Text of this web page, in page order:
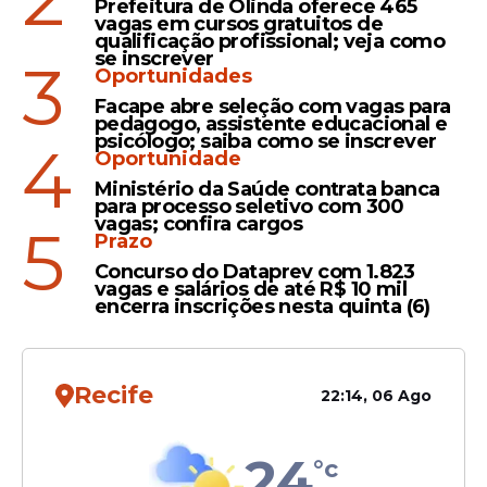
e Israel
Atualização
Mísseis do Irã atingem
região central de Israel,
dizem Forças Armadas
Veja Também
Prefeitura de Olinda oferece 465
vagas em cursos gratuitos de
qualificação profissional; veja como
se inscrever
3
Oportunidades
Facape abre seleção com vagas para
pedagogo, assistente educacional e
psicólogo; saiba como se inscrever
4
Oportunidade
Ministério da Saúde contrata banca
para processo seletivo com 300
vagas; confira cargos
5
Prazo
Concurso do Dataprev com 1.823
vagas e salários de até R$ 10 mil
encerra inscrições nesta quinta (6)
Recife 22:14, 06 Ago
°c